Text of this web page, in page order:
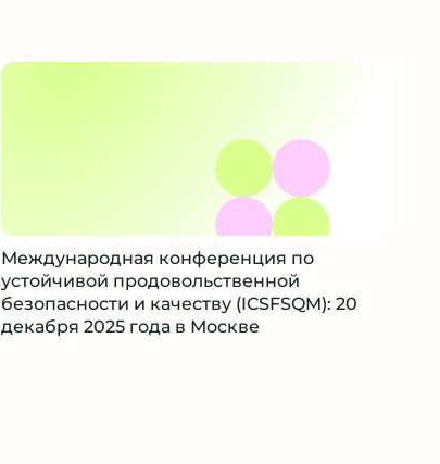
Международная конференция по
устойчивой продовольственной
безопасности и качеству (ICSFSQM): 20
декабря 2025 года в Москве